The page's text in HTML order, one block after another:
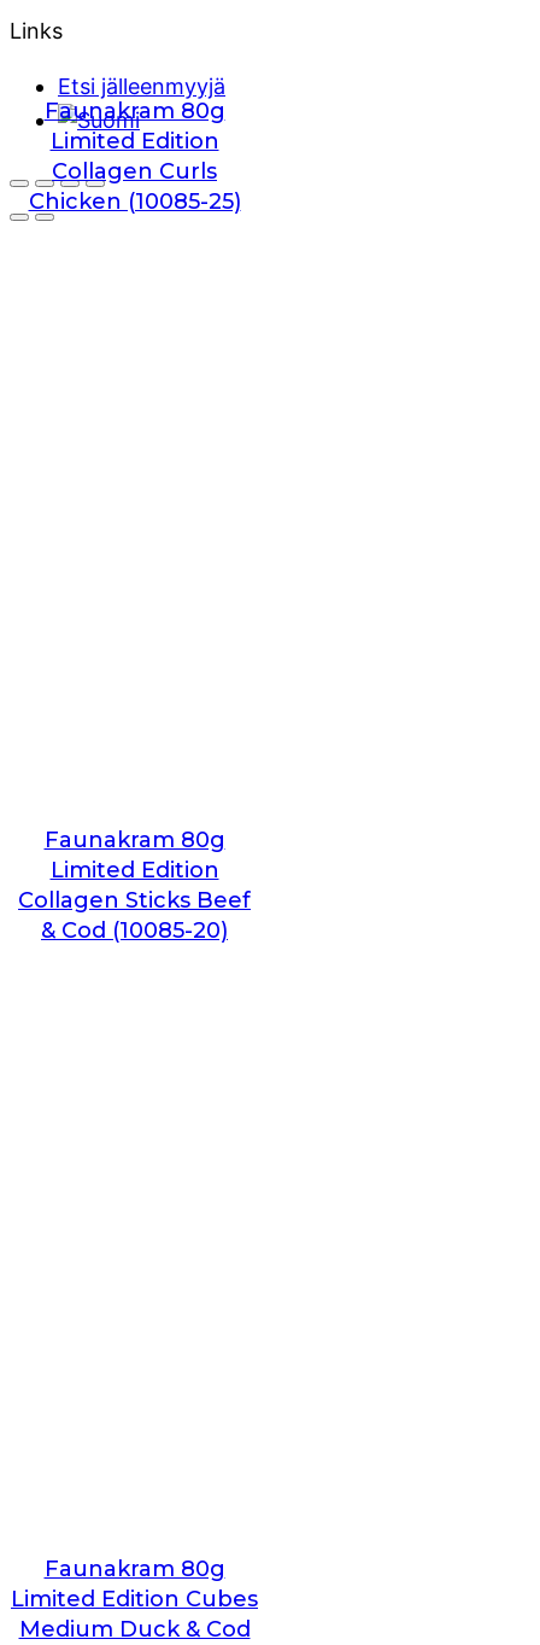
Faunakram 80g
Limited Edition
Collagen Curls
Chicken (10085-25)
Faunakram 80g
Limited Edition
Collagen Sticks Beef
& Cod (10085-20)
Faunakram 80g
Limited Edition Cubes
Medium Duck & Cod
Links
Etsi jälleenmyyjä